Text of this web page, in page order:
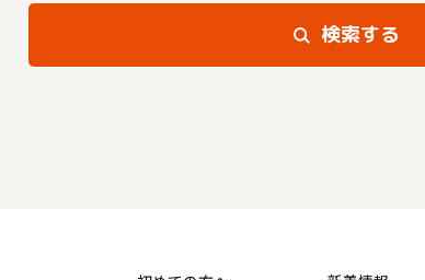
検索する